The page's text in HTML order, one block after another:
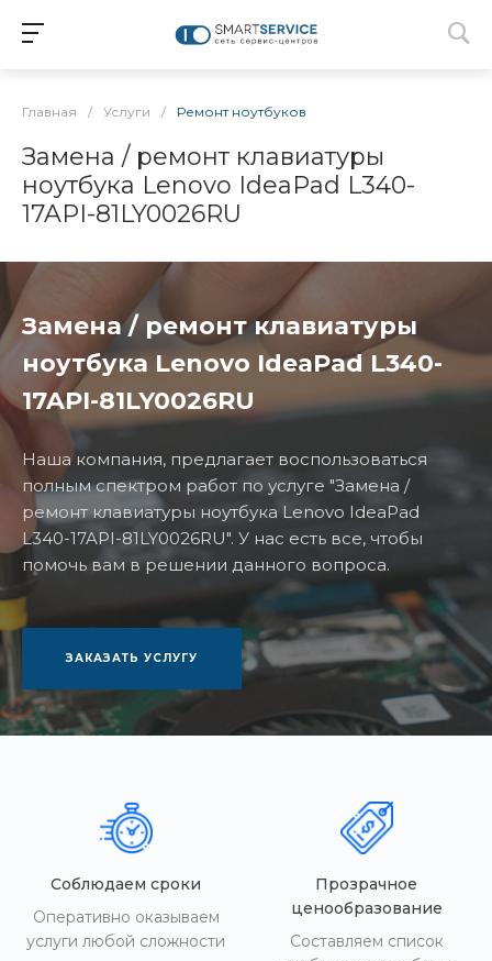
Главная / Услуги / Ремонт ноутбуков
Замена / ремонт клавиатуры
ноутбука Lenovo IdeaPad L340-
17API-81LY0026RU
Замена / ремонт клавиатуры
ноутбука Lenovo IdeaPad L340-
17API-81LY0026RU
Наша компания, предлагает воспользоваться
полным спектром работ по услуге "Замена /
ремонт клавиатуры ноутбука Lenovo IdeaPad
L340-17API-81LY0026RU". У нас есть все, чтобы
помочь вам в решении данного вопроса.
ЗАКАЗАТЬ УСЛУГУ
Соблюдаем сроки
Оперативно оказываем
услуги любой сложности
Прозрачное
ценообразование
Составляем список